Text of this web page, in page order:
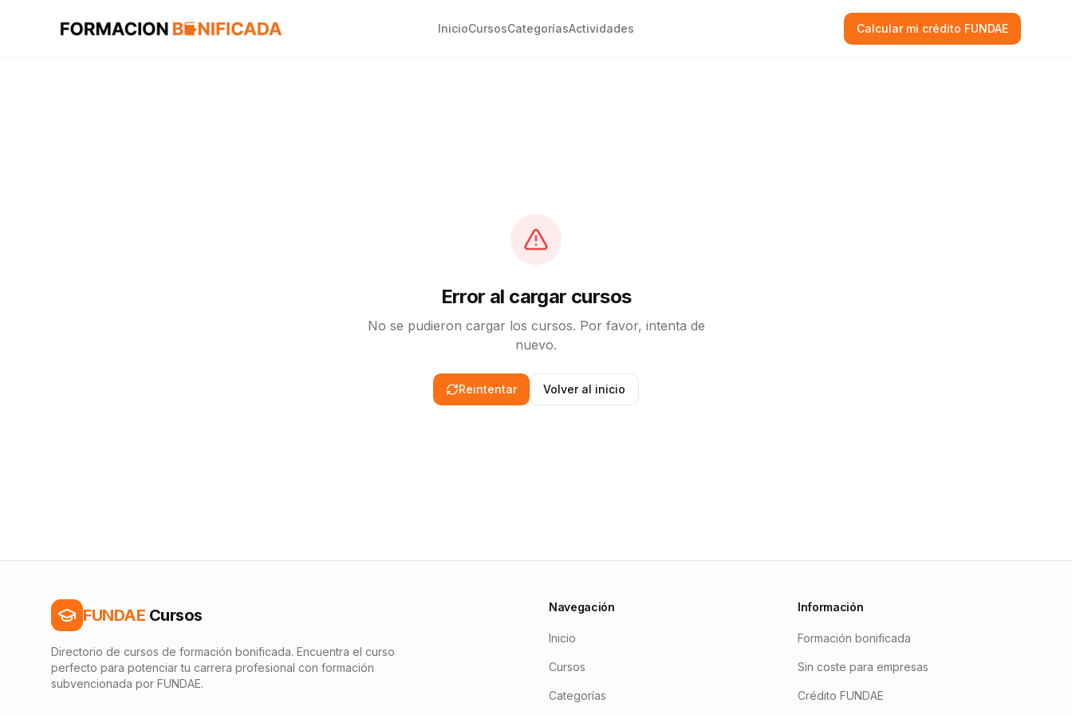
InicioCursosCategoríasActividades Calcular mi crédito FUNDAE
Error al cargar cursos
No se pudieron cargar los cursos. Por favor, intenta de
nuevo.
Reintentar Volver al inicio
FUNDAE Cursos
Directorio de cursos de formación bonificada. Encuentra el curso
perfecto para potenciar tu carrera profesional con formación
subvencionada por FUNDAE.
Navegación
Inicio
Cursos
Categorías
Información
Formación bonificada
Sin coste para empresas
Crédito FUNDAE